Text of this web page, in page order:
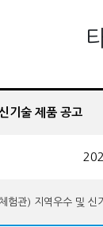
기술 제품 공고
험관) 지역우수 및